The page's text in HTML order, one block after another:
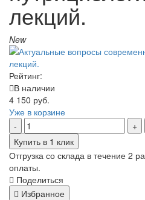
лекций.
New
Рейтинг:
В наличии
4 150 руб.
Уже в корзине
Купить в 1 клик
Отгрузка со склада в течение 2
оплаты.
Поделиться
Избранное